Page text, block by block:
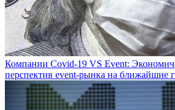
Компании Covid-19 VS Event:
перспектив event-рынка на ближайшие